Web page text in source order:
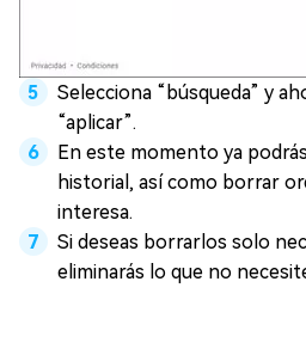
Selecciona “búsqueda” y
“aplicar”.
En este momento ya
historial, así como borrar
interesa.
Si deseas borrarlos solo
eliminarás lo que no